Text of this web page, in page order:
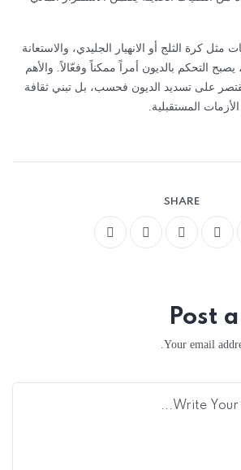
مثل كرة الثلج أو الانهيار الجليدي، والاستعانة
التحكم بالديون أمراً ممكناً وفعّالاً. والأهم
على تسديد الديون فحسب، بل تبني ثقافة
المستقبلية.
SHARE
Post
Your email